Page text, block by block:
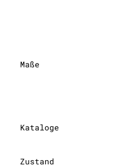
Maße
Kataloge
Zustand